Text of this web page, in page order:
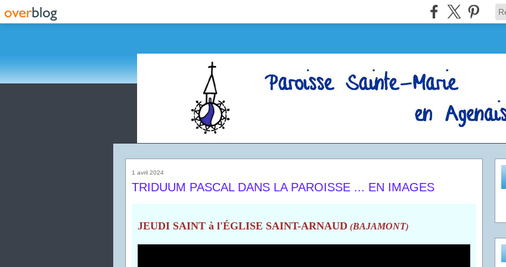
1 avril 2024
TRIDUUM PASCAL DANS LA PAROISSE ... EN IMAGES
JEUDI SAINT à l'ÉGLISE SAINT-ARNAUD (BAJAMONT)